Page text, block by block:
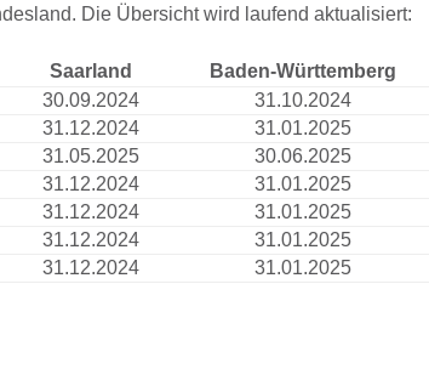
Die Übersicht wird laufend aktualisiert:
Saarland Baden-Württemberg
30.09.2024 31.10.2024
31.12.2024 31.01.2025
31.05.2025 30.06.2025
31.12.2024 31.01.2025
31.12.2024 31.01.2025
31.12.2024 31.01.2025
31.12.2024 31.01.2025